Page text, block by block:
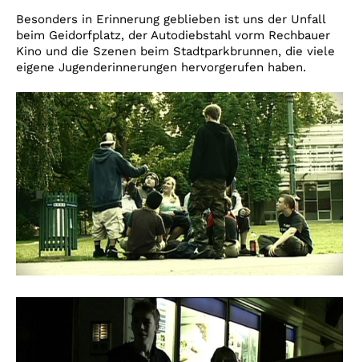
Besonders in Erinnerung geblieben ist uns der Unfall
beim Geidorfplatz, der Autodiebstahl vorm Rechbauer
Kino und die Szenen beim Stadtparkbrunnen, die viele
eigene Jugenderinnerungen hervorgerufen haben.